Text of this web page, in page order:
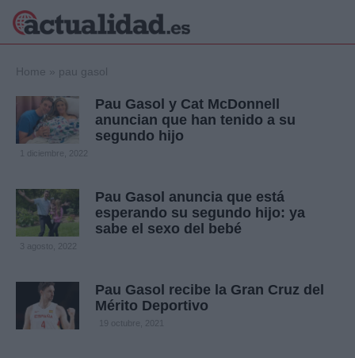
Política
Economía
Internacional
Viajes
Deportes
Salud y Bienestar
Musica
Home » pau gasol
Pau Gasol y Cat McDonnell
anuncian que han tenido a su
segundo hijo
1 diciembre, 2022
Pau Gasol anuncia que está
esperando su segundo hijo: ya
sabe el sexo del bebé
3 agosto, 2022
Pau Gasol recibe la Gran Cruz del
Mérito Deportivo
19 octubre, 2021